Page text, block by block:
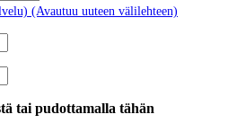
(Avautuu uuteen välilehteen)
tai pudottamalla tähän